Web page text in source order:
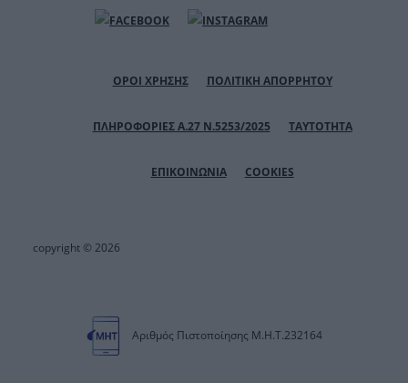
ΟΡΟΙ ΧΡΗΣΗΣ ΠΟΛΙΤΙΚΗ ΑΠΟΡΡΗΤΟΥ
ΠΛΗΡΟΦΟΡΙΕΣ Α.27 Ν.5253/2025 ΤΑΥΤΟΤΗΤΑ
ΕΠΙΚΟΙΝΩΝΙΑ COOKIES
copyright © 2026
Αριθμός Πιστοποίησης Μ.Η.Τ.232164